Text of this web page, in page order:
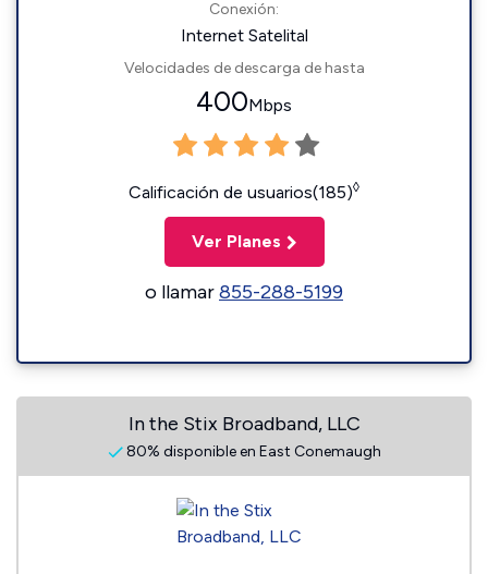
Conexión:
Internet Satelital
Velocidades de descarga de hasta
400Mbps
Calificación de usuarios(185)◊
Ver Planes
o llamar855-288-5199
In the Stix Broadband, LLC
80% disponible en East Conemaugh